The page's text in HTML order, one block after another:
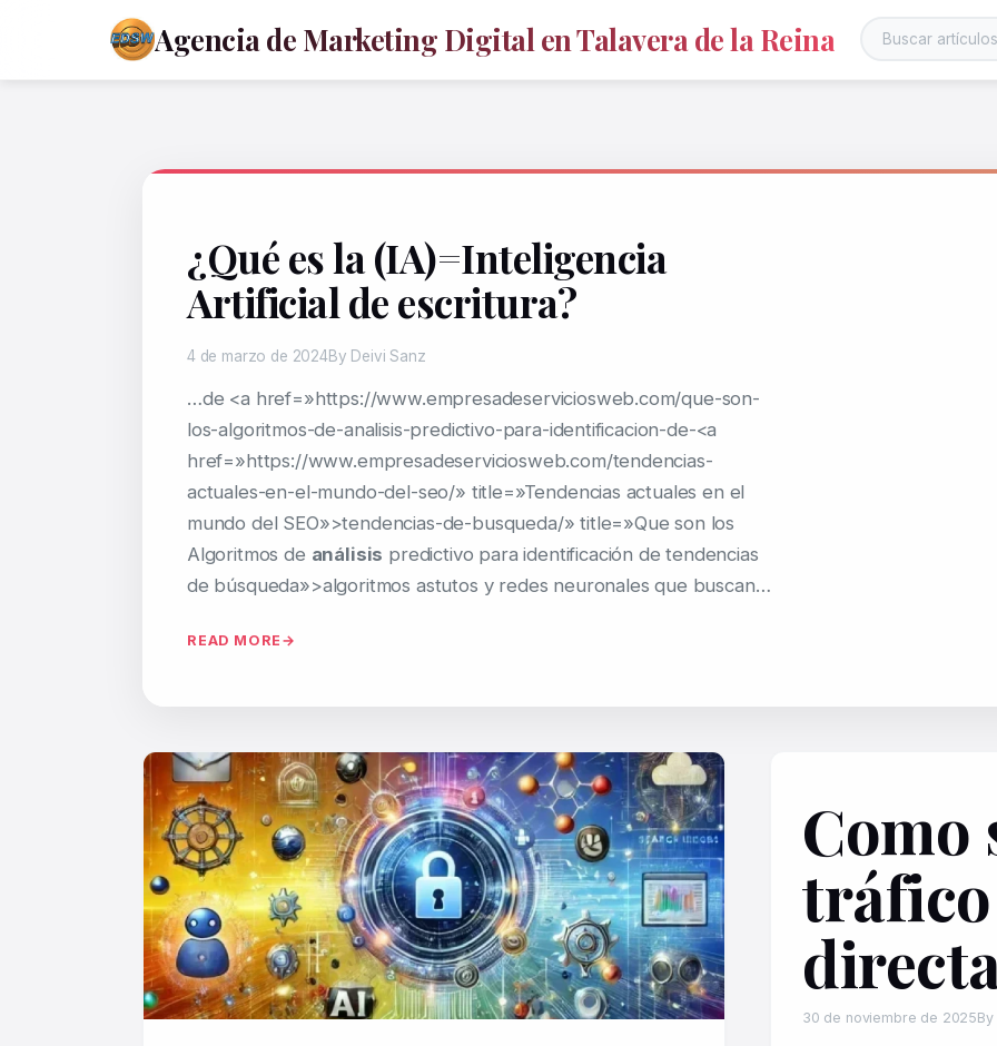
Agencia de Marketing Digital en Talavera de la Reina
¿Qué es la (IA)=Inteligencia
Artificial de escritura?
4 de marzo de 2024By Deivi Sanz
…de <a href=»https://www.empresadeserviciosweb.com/que-son-
los-algoritmos-de-analisis-predictivo-para-identificacion-de-<a
href=»https://www.empresadeserviciosweb.com/tendencias-
actuales-en-el-mundo-del-seo/» title=»Tendencias actuales en el
mundo del SEO»>tendencias-de-busqueda/» title=»Que son los
Algoritmos de análisis predictivo para identificación de tendencias
de búsqueda»>algoritmos astutos y redes neuronales que buscan…
READ MORE
Como
tráfico
30 de noviembre de 2025By